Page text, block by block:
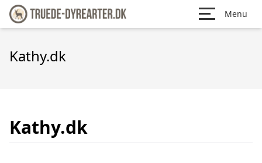
Menu
Kathy.dk
Kathy.dk